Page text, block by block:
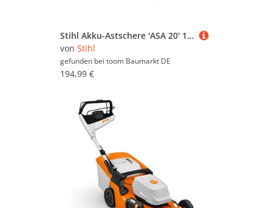
Stihl Akku-Astschere 'ASA 20' 10,8 V mit Akku und Ladegerät
von Stihl
gefunden bei toom Baumarkt DE
194,99 €